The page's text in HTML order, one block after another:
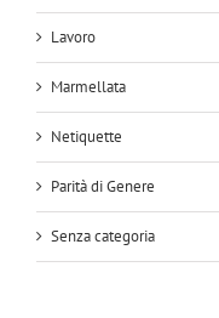
Lavoro
Marmellata
Netiquette
Parità di Genere
Senza categoria